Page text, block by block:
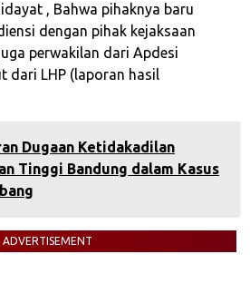
, Bahwa pihaknya baru
dengan pihak kejaksaan
perwakilan dari Apdesi
dari LHP (laporan hasil
Dugaan Ketidakadilan
Tinggi Bandung dalam Kasus
ADVERTISEMENT